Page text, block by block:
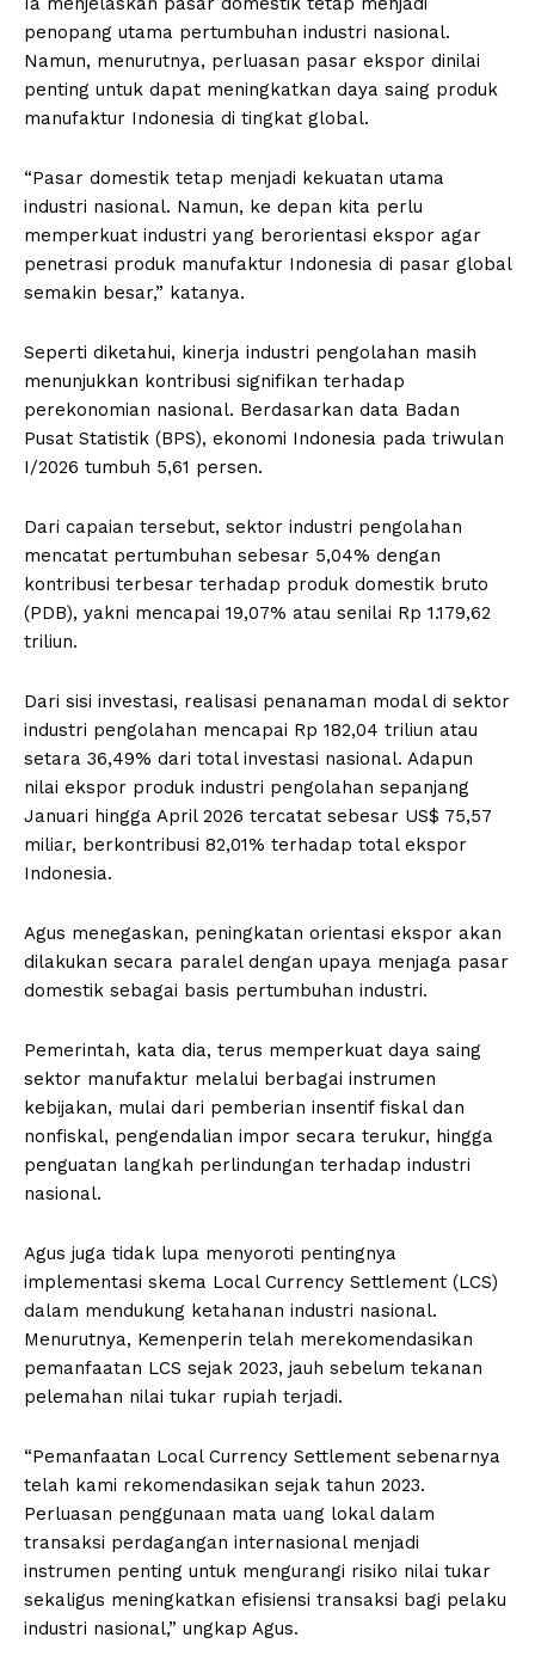
penopang utama pertumbuhan industri nasional.
Namun, menurutnya, perluasan pasar ekspor dinilai
penting untuk dapat meningkatkan daya saing produk
manufaktur Indonesia di tingkat global.
“Pasar domestik tetap menjadi kekuatan utama
industri nasional. Namun, ke depan kita perlu
memperkuat industri yang berorientasi ekspor agar
penetrasi produk manufaktur Indonesia di pasar global
semakin besar,” katanya.
Seperti diketahui, kinerja industri pengolahan masih
menunjukkan kontribusi signifikan terhadap
perekonomian nasional. Berdasarkan data Badan
Pusat Statistik (BPS), ekonomi Indonesia pada triwulan
I/2026 tumbuh 5,61 persen.
Dari capaian tersebut, sektor industri pengolahan
mencatat pertumbuhan sebesar 5,04% dengan
kontribusi terbesar terhadap produk domestik bruto
(PDB), yakni mencapai 19,07% atau senilai Rp 1.179,62
triliun.
Dari sisi investasi, realisasi penanaman modal di sektor
industri pengolahan mencapai Rp 182,04 triliun atau
setara 36,49% dari total investasi nasional. Adapun
nilai ekspor produk industri pengolahan sepanjang
Januari hingga April 2026 tercatat sebesar US$ 75,57
miliar, berkontribusi 82,01% terhadap total ekspor
Indonesia.
Agus menegaskan, peningkatan orientasi ekspor akan
dilakukan secara paralel dengan upaya menjaga pasar
domestik sebagai basis pertumbuhan industri.
Pemerintah, kata dia, terus memperkuat daya saing
sektor manufaktur melalui berbagai instrumen
kebijakan, mulai dari pemberian insentif fiskal dan
nonfiskal, pengendalian impor secara terukur, hingga
penguatan langkah perlindungan terhadap industri
nasional.
Agus juga tidak lupa menyoroti pentingnya
implementasi skema Local Currency Settlement (LCS)
dalam mendukung ketahanan industri nasional.
Menurutnya, Kemenperin telah merekomendasikan
pemanfaatan LCS sejak 2023, jauh sebelum tekanan
pelemahan nilai tukar rupiah terjadi.
“Pemanfaatan Local Currency Settlement sebenarnya
telah kami rekomendasikan sejak tahun 2023.
Perluasan penggunaan mata uang lokal dalam
transaksi perdagangan internasional menjadi
instrumen penting untuk mengurangi risiko nilai tukar
sekaligus meningkatkan efisiensi transaksi bagi pelaku
industri nasional,” ungkap Agus.